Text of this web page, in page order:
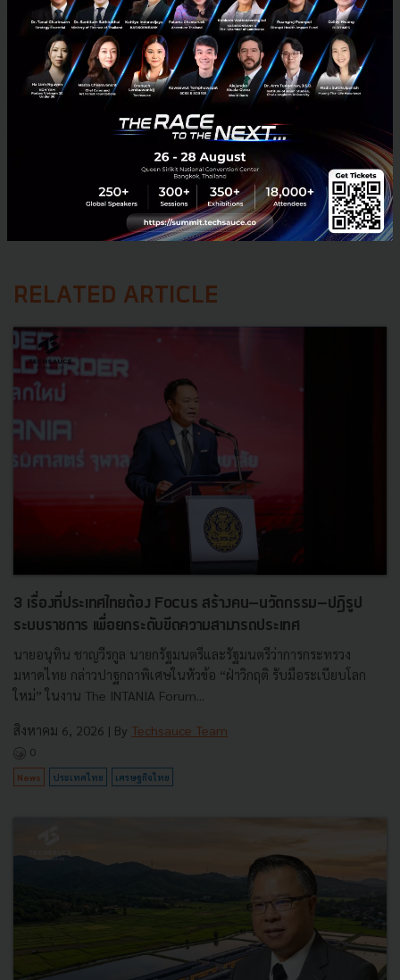
RELATED ARTICLE
3 เรื่องที่ประเทศไทยต้อง Focus สร้างคน–นวัตกรรม–ปฏิรูป
ระบบราชการ เพื่อยกระดับขีดความสามารถประเทศ
นายอนุทิน ชาญวีรกูล นายกรัฐมนตรีและรัฐมนตรีว่าการกระทรวง
มหาดไทย กล่าวปาฐกถาพิเศษในหัวข้อ “ฝ่าวิกฤติ รับมือระเบียบโลก
ใหม่” ในงาน The INTANIA Forum...
สิงหาคม 6, 2026 | By Techsauce Team
0
News ประเทศไทย เศรษฐกิจไทย